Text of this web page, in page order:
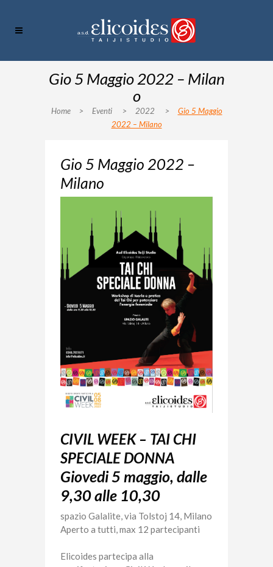
Gio 5 Maggio 2022 – Milan
o
Home > Eventi > 2022 >
Gio 5 Maggio
2022 – Milano
Gio 5 Maggio 2022 –
Milano
CIVIL WEEK – TAI CHI
SPECIALE DONNA
Giovedi 5 maggio, dalle
9,30 alle 10,30
spazio Galalite, via Tolstoj 14, Milano
Aperto a tutti, max 12 partecipanti
Elicoides partecipa alla